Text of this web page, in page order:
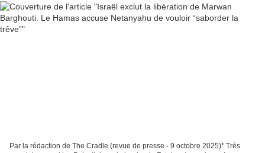
Par la rédaction de The Cradle (revue de presse - 9 octobre 2025)* Très